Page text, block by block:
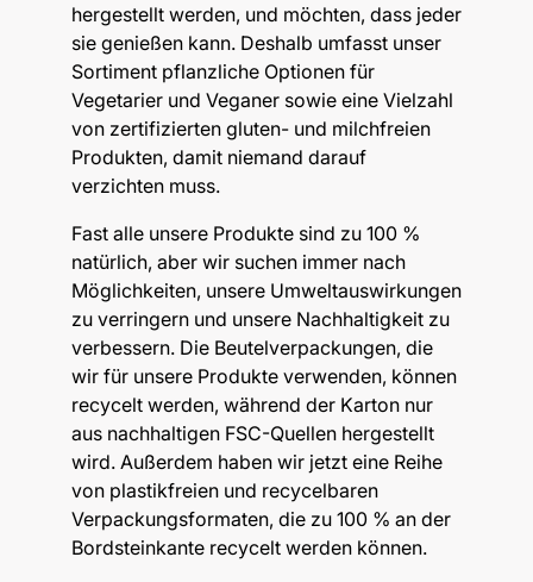
hergestellt werden, und möchten, dass jeder
sie genießen kann. Deshalb umfasst unser
Sortiment pflanzliche Optionen für
Vegetarier und Veganer sowie eine Vielzahl
von zertifizierten gluten- und milchfreien
Produkten, damit niemand darauf
verzichten muss.
Fast alle unsere Produkte sind zu 100 %
natürlich, aber wir suchen immer nach
Möglichkeiten, unsere Umweltauswirkungen
zu verringern und unsere Nachhaltigkeit zu
verbessern. Die Beutelverpackungen, die
wir für unsere Produkte verwenden, können
recycelt werden, während der Karton nur
aus nachhaltigen FSC-Quellen hergestellt
wird. Außerdem haben wir jetzt eine Reihe
von plastikfreien und recycelbaren
Verpackungsformaten, die zu 100 % an der
Bordsteinkante recycelt werden können.